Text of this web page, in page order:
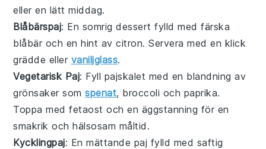
eller en lätt middag.
Blåbärspaj: En somrigdessert fylld med färska
blåbär och en hint av citron. Servera med en klick
grädde eller vaniljglass.
Vegetarisk Paj: Fyll pajskalet med en blandning av
grönsaker somspenat, broccoli och paprika.
Toppa medfetaost och en äggstanning för en
smakrik och hälsosam måltid.
Kycklingpaj: En mättande paj fylld med saftig